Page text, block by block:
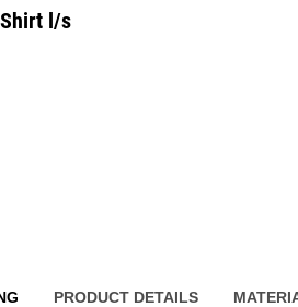
l/s
PRODUCT DETAILS